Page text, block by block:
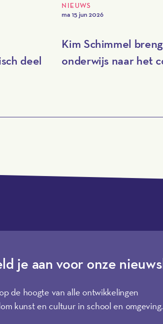
deel
NIEUWS
ma 15 jun 2026
Kim Schimmel
onderwijs naar het
je aan voor onze
de hoogte van alle ontwikkelingen
kunst en cultuur in school en omgeving.